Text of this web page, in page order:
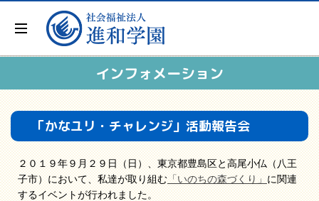
インフォメーション
「かなユリ・チャレンジ」活動報告会
２０１９年９月２９日（日）、東京都豊島区と高尾小仏（八王
子市）において、私達が取り組む「いのちの森づくり」に関連
するイベントが行われました。